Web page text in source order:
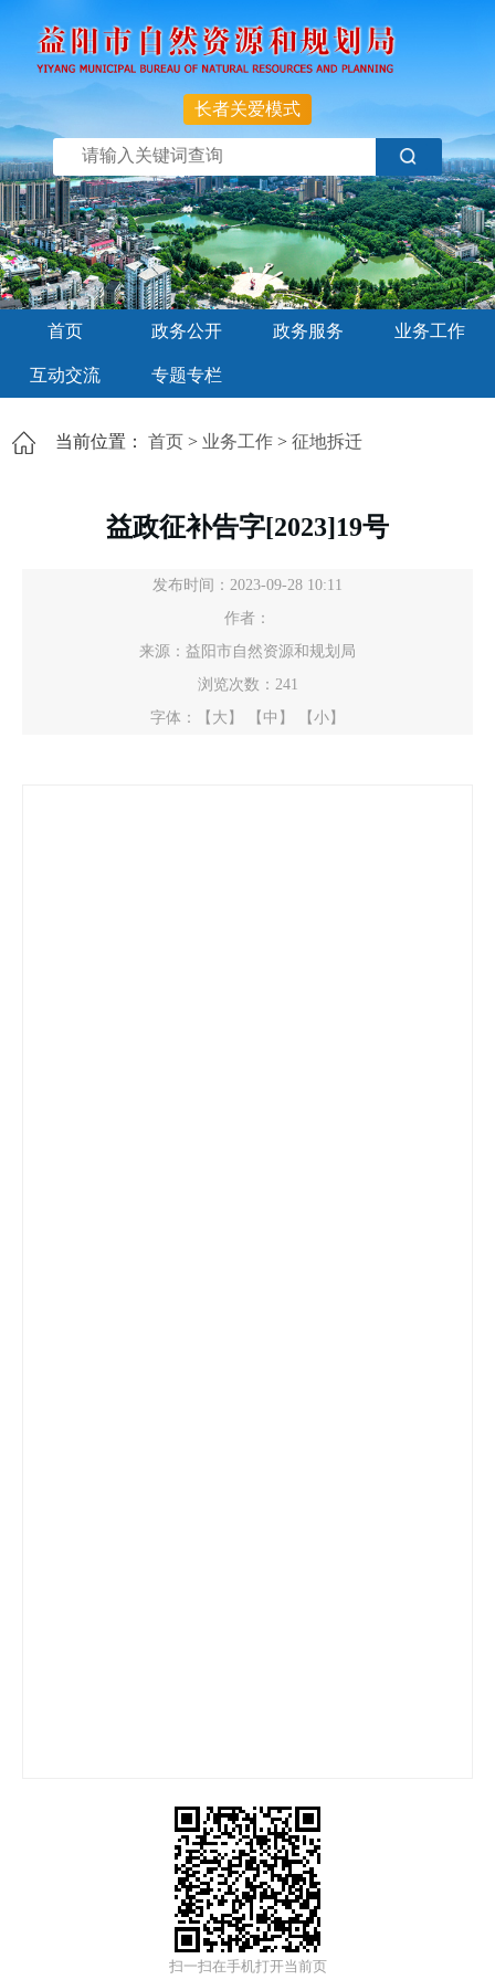
长者关爱模式
首页 政务公开 政务服务 业务工作
互动交流 专题专栏
当前位置： 首页 > 业务工作 > 征地拆迁
益政征补告字[2023]19号
发布时间：2023-09-28 10:11
作者：
来源：益阳市自然资源和规划局
浏览次数： 241
字体：
【大】 【中】 【小】
扫一扫在手机打开当前页